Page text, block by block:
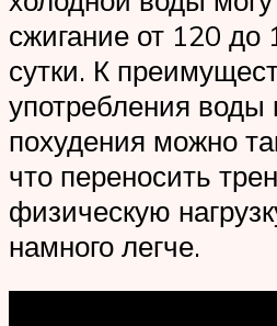
сжигание от 120 до
сутки. К
употребления воды
похудения можно
что переносить
физическую
намного легче.